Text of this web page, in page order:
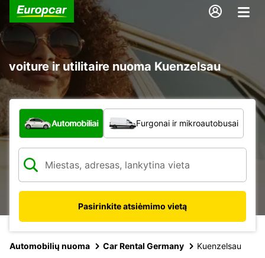
voiture ir utilitaire nuoma Kuenzelsau
Kokio tipo automobilis?
Automobiliai Furgonai ir mikroautobusai
Pasirinkite atsiėmimo vietą
Automobilių nuoma Car Rental Germany Kuenzelsau